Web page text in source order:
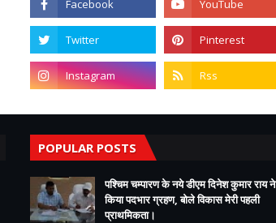
POPULAR POSTS
पश्चिम चम्पारण के नये डीएम दिनेश कुमार राय ने
किया पदभार ग्रहण, बोले विकास मेरी पहली
प्राथमिकता।